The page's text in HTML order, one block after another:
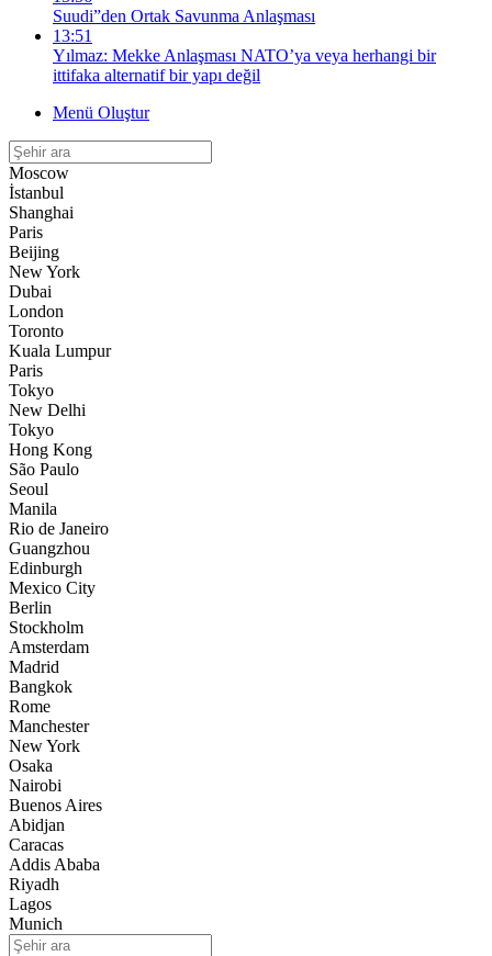
Suudi”den Ortak Savunma Anlaşması
13:51
Yılmaz: Mekke Anlaşması NATO’ya veya herhangi bir
ittifaka alternatif bir yapı değil
Menü Oluştur
Moscow
İstanbul
Shanghai
Paris
Beijing
New York
Dubai
London
Toronto
Kuala Lumpur
Paris
Tokyo
New Delhi
Tokyo
Hong Kong
São Paulo
Seoul
Manila
Rio de Janeiro
Guangzhou
Edinburgh
Mexico City
Berlin
Stockholm
Amsterdam
Madrid
Bangkok
Rome
Manchester
New York
Osaka
Nairobi
Buenos Aires
Abidjan
Caracas
Addis Ababa
Riyadh
Lagos
Munich